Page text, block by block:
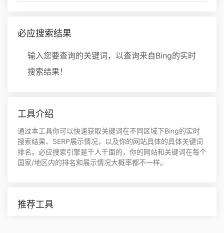
必应搜索结果
输入您要查询的关键词，以查询来自Bing的实时
搜索结果！
工具介绍
通过本工具你可以快速获取关键词在不同区域下Bing的实时
搜索结果、SERP展示情况，以及你的网站具体的具体关键词
排名。必应搜索引擎是千人千面的，你的网站和关键词在每个
国家/地区内的排名和展示情况大概率都不一样。
推荐工具